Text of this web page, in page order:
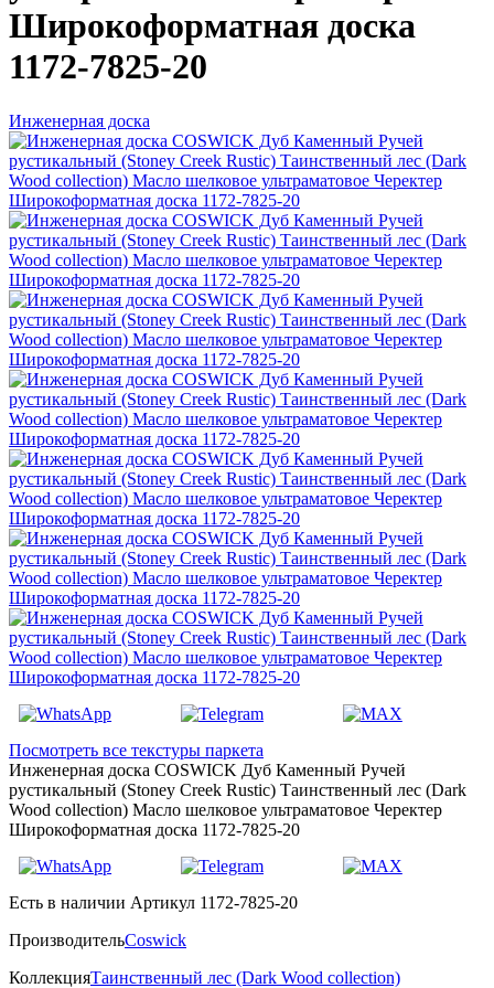
Широкоформатная доска
1172-7825-20
Инженерная доска
Посмотреть все текстуры паркета
Инженерная доска COSWICK Дуб Каменный Ручей
рустикальный (Stoney Creek Rustic) Таинственный лес (Dark
Wood collection) Масло шелковое ультраматовое Черектер
Широкоформатная доска 1172-7825-20
Есть в наличии Артикул 1172-7825-20
ПроизводительCoswick
КоллекцияТаинственный лес (Dark Wood collection)